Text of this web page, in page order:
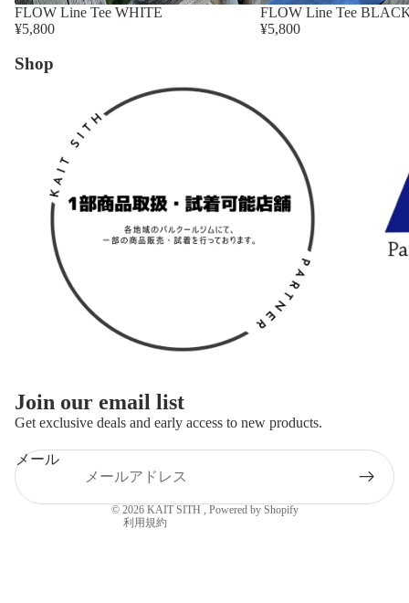
FLOW Line Tee WHITE
¥5,800
FLOW Line Tee
¥5,800
Shop
Join our email list
Get exclusive deals and early access to new products.
メール
© 2026 KAIT SITH , Powered by Shopify
利用規約
プライバシーポリシー